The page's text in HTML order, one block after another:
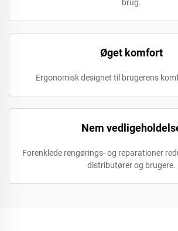
brug.
Øget komfort
Ergonomisk designet til brugerens
Nem
Forenklede rengørings- og reparationer
distributører og brugere.